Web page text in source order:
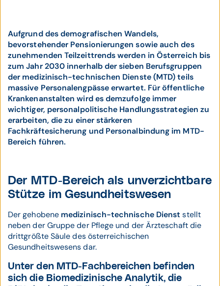
Aufgrund des demografischen Wandels,
bevorstehender Pensionierungen sowie auch des
zunehmenden Teilzeittrends werden in Österreich bis
zum Jahr 2030 innerhalb der sieben Berufsgruppen
der medizinisch-technischen Dienste (MTD) teils
massive Personalengpässe erwartet. Für öffentliche
Krankenanstalten wird es demzufolge immer
wichtiger, personalpolitische Handlungsstrategien zu
erarbeiten, die zu einer stärkeren
Fachkräftesicherung und Personalbindung im MTD-
Bereich führen.
Der MTD-Bereich als unverzichtbare
Stütze im Gesundheitswesen
Der gehobene medizinisch-technische Dienststellt
neben der Gruppe der Pflege und der Ärzteschaft die
drittgrößte Säule des österreichischen
Gesundheitswesens dar.
Unter den MTD-Fachbereichen befinden
sich die Biomedizinische Analytik, die